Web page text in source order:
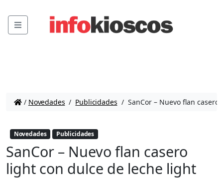
Menu
/ Novedades / Publicidades / SanCor – Nuevo flan
Novedades Publicidades
SanCor – Nuevo flan casero
light con dulce de leche light